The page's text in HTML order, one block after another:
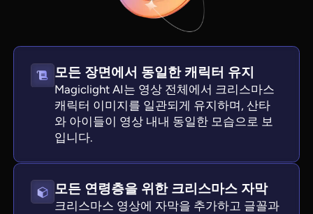
View all tools
모든 장면에서 동일한 캐릭터 유지
Magiclight AI는 영상 전체에서 크리스마스
캐릭터 이미지를 일관되게 유지하며, 산타
와 아이들이 영상 내내 동일한 모습으로 보
입니다.
모든 연령층을 위한 크리스마스 자막
크리스마스 영상에 자막을 추가하고 글꼴과